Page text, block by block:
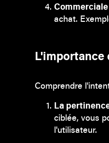
Commerciale
achat.
L'importance
Comprendre
La
ciblée, vous
l'utilisateur.